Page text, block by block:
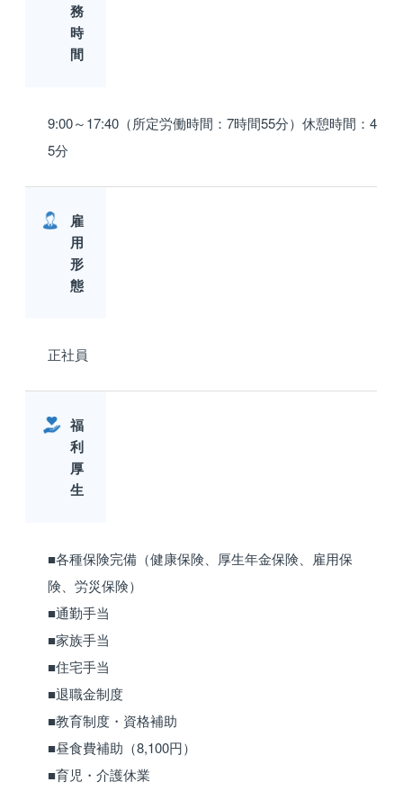
務
時
間
9:00～17:40（所定労働時間：7時間55分）休憩時間：4
5分
雇
用
形
態
正社員
福
利
厚
生
■各種保険完備（健康保険、厚生年金保険、雇用保
険、労災保険）
■通勤手当
■家族手当
■住宅手当
■退職金制度
■教育制度・資格補助
■昼食費補助（8,100円）
■育児・介護休業